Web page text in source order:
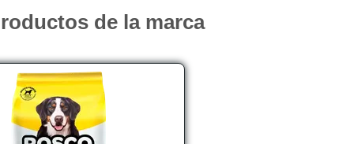
Dog Selection Criadores Adulto
Dog Selection Etiqueta Negra Dermaprotect
de la marca